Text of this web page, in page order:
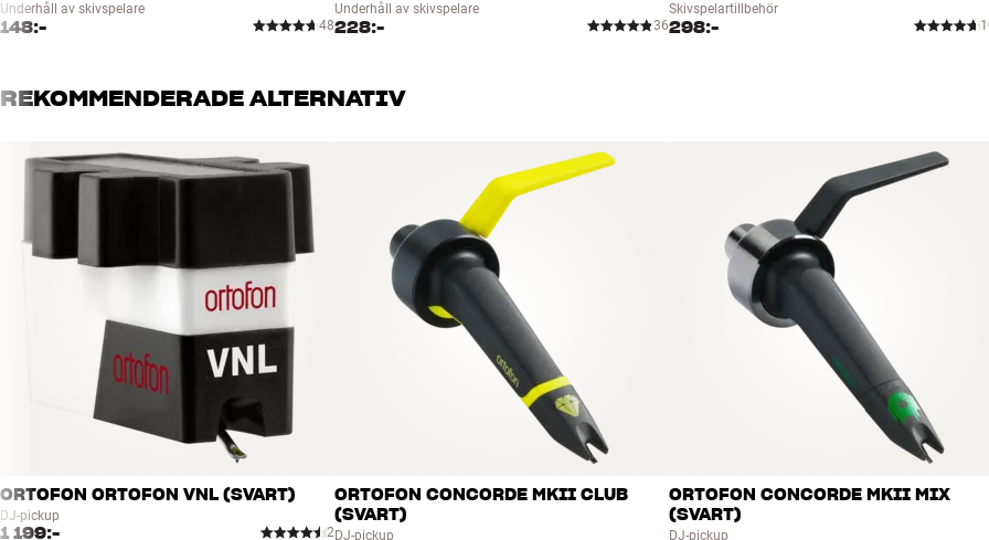
Underhåll av skivspelare
148:- 48
Underhåll av skivspelare
228:- 36
Skivspelartillbehör
298:-
REKOMMENDERADE ALTERNATIV
ORTOFON ORTOFON VNL (SVART)
DJ-pickup
1 199:- 2
ORTOFON CONCORDE MKII CLUB
(SVART)
DJ-pickup
ORTOFON CONCORDE MKII MIX
(SVART)
DJ-pickup